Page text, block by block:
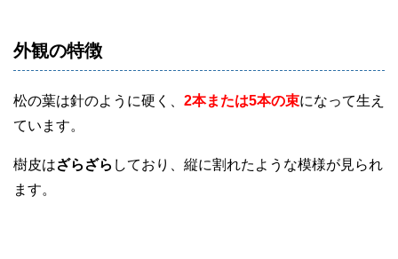
外観の特徴
松の葉は針のように硬く、 2本または5本の束になって生え
ています。
樹皮はざらざら しており、縦に割れたような模様が見られ
ます。